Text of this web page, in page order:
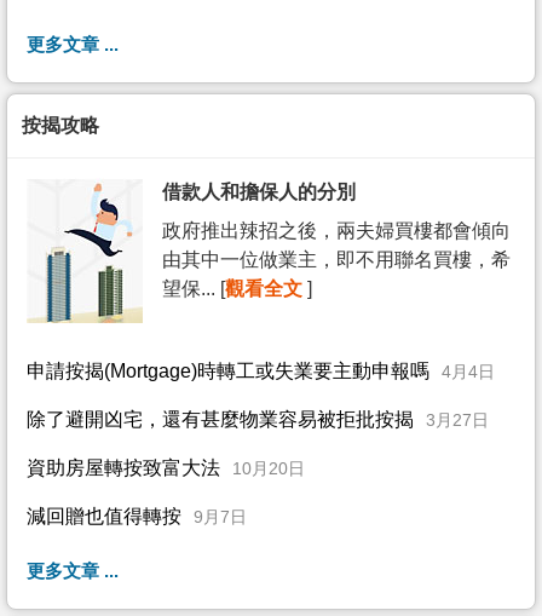
更多文章 ...
按揭攻略
借款人和擔保人的分別
政府推出辣招之後，兩夫婦買樓都會傾向
由其中一位做業主，即不用聯名買樓，希
望保... [觀看全文 ]
申請按揭(Mortgage)時轉工或失業要主動申報嗎 4月4日
除了避開凶宅，還有甚麼物業容易被拒批按揭 3月27日
資助房屋轉按致富大法 10月20日
減回贈也值得轉按 9月7日
更多文章 ...